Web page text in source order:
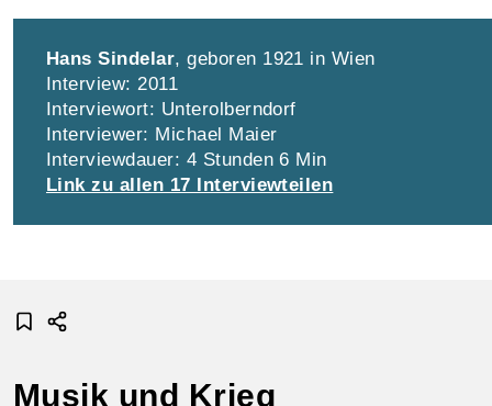
Hans Sindelar, geboren 1921 in Wien
Interview: 2011
Interviewort: Unterolberndorf
Interviewer: Michael Maier
Interviewdauer: 4 Stunden 6 Min
Link zu allen 17 Interviewteilen
Musik und Krieg